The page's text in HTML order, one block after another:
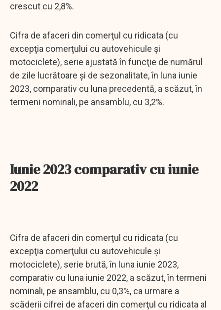
crescut cu 2,8%.
Cifra de afaceri din comerţul cu ridicata (cu
excepţia comerţului cu autovehicule şi
motociclete), serie ajustată în funcţie de numărul
de zile lucrătoare şi de sezonalitate, în luna iunie
2023, comparativ cu luna precedentă, a scăzut, în
termeni nominali, pe ansamblu, cu 3,2%.
Iunie 2023 comparativ cu iunie
2022
Cifra de afaceri din comerţul cu ridicata (cu
excepţia comerţului cu autovehicule şi
motociclete), serie brută, în luna iunie 2023,
comparativ cu luna iunie 2022, a scăzut, în termeni
nominali, pe ansamblu, cu 0,3%, ca urmare a
scăderii cifrei de afaceri din comerţul cu ridicata al